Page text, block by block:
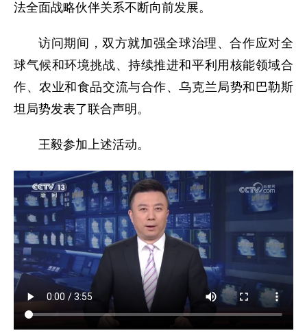
法全面战略伙伴关系不断向前发展。
访问期间，双方就加强全球治理、合作应对全
球气候和环境挑战、持续推进和平利用核能领域合
作、农业和食品交流与合作、乌克兰局势和巴勒斯
坦局势发表了联合声明。
王毅参加上述活动。